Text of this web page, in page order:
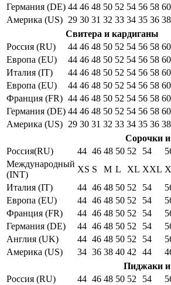
Германия (DE) 44 46 48 50 52 54 56 58 60
Америка (US) 29 30 31 32 33 34 35 36 38
Свитера и кардиганы
Россия (RU)
44 46 48 50 52 54 56 58 60
Европа (EU)
44 46 48 50 52 54 56 58 60
Италия (IT)
44 46 48 50 52 54 56 58 60
Европа (EU)
44 46 48 50 52 54 56 58 60
Франция (FR) 44 46 48 50 52 54 56 58 60
Германия (DE) 44 46 48 50 52 54 56 58 60
Америка (US) 29 30 31 32 33 34 35 36 38
Сорочки
Россия(RU)
44 46 48 50 52 54
Международный
(INT)
XS S M L XL XXL
Италия (IT)
44 46 48 50 52 54
Европа (EU)
44 46 48 50 52 54
Франция (FR)
44 46 48 50 52 54
Германия (DE)
44 46 48 50 52 54
Англия (UK)
44 46 48 50 52 54
Америка (US)
34 36 38 40 42 44
Пиджаки
Россия (RU)
44 46 48 50 52 54